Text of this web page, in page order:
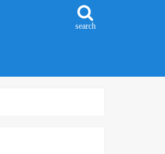
search